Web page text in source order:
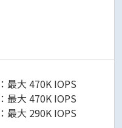
最大 470K IOPS
最大 470K IOPS
最大 290K IOPS